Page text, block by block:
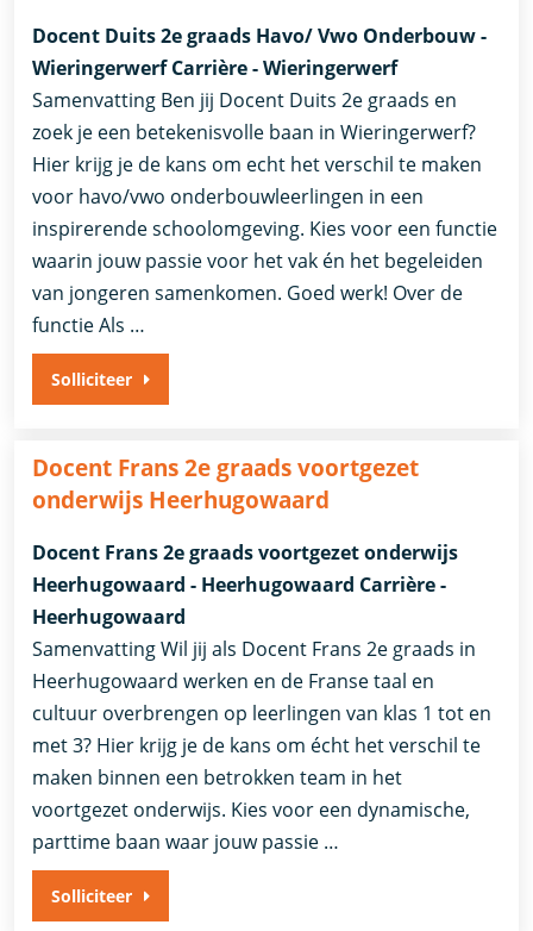
Docent Duits 2e graads Havo/ Vwo Onderbouw -
Wieringerwerf Carrière - Wieringerwerf
Samenvatting Ben jij Docent Duits 2e graads en
zoek je een betekenisvolle baan in Wieringerwerf?
Hier krijg je de kans om echt het verschil te maken
voor havo/vwo onderbouwleerlingen in een
inspirerende schoolomgeving. Kies voor een functie
waarin jouw passie voor het vak én het begeleiden
van jongeren samenkomen. Goed werk! Over de
functie Als …
Solliciteer
Docent Frans 2e graads voortgezet
onderwijs Heerhugowaard
Docent Frans 2e graads voortgezet onderwijs
Heerhugowaard - Heerhugowaard Carrière -
Heerhugowaard
Samenvatting Wil jij als Docent Frans 2e graads in
Heerhugowaard werken en de Franse taal en
cultuur overbrengen op leerlingen van klas 1 tot en
met 3? Hier krijg je de kans om écht het verschil te
maken binnen een betrokken team in het
voortgezet onderwijs. Kies voor een dynamische,
parttime baan waar jouw passie …
Solliciteer